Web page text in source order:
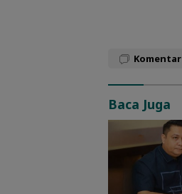
Komentar
Baca Juga